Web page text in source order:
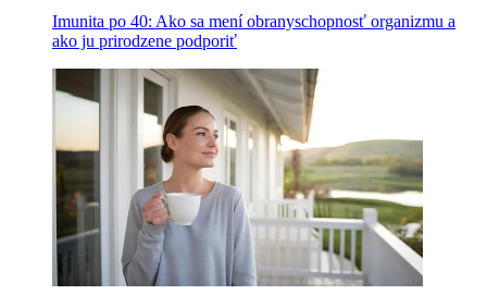
Imunita po 40: Ako sa mení obranyschopnosť organizmu a
ako ju prirodzene podporiť